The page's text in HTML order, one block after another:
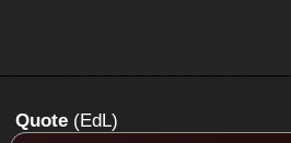
Quote(EdL)